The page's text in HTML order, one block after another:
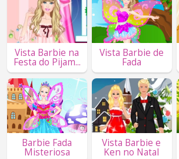
Vista Barbie na
Festa do Pijam...
Vista Barbie de
Fada
Barbie Fada
Misteriosa
Vista Barbie e
Ken no Natal